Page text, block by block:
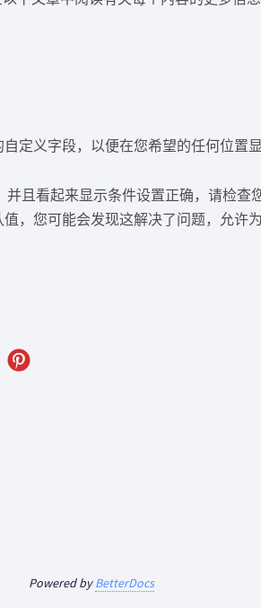
定义字段，以便在您希望的任何位置
且看起来显示条件设置正确，请检查
，您可能会发现这解决了问题，允许
Powered byBetterDocs